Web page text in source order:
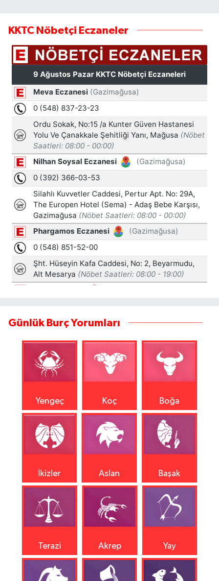
KKTC Nöbetçi Eczaneler
Günlük Burç Yorumları
Yengeç Koç Boğa
İkizler Aslan Başak
Terazi Akrep Yay